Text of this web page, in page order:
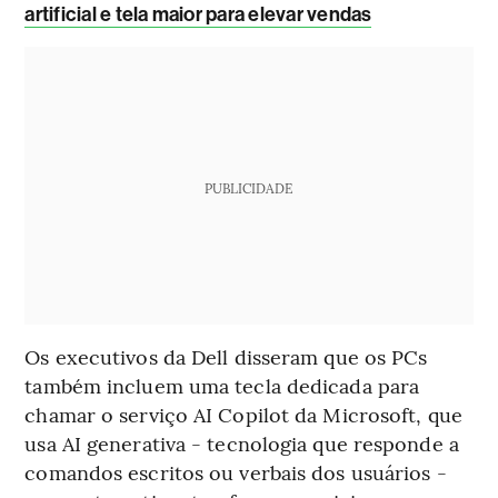
artificial e tela maior para elevar vendas
PUBLICIDADE
Os executivos da Dell disseram que os PCs
também incluem uma tecla dedicada para
chamar o serviço AI Copilot da Microsoft, que
usa AI generativa - tecnologia que responde a
comandos escritos ou verbais dos usuários -